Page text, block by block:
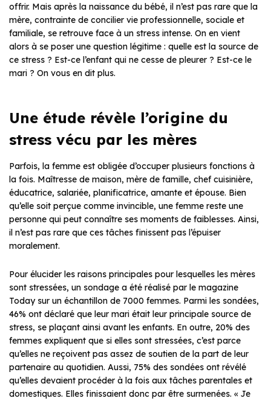
offrir. Mais après la naissance du bébé, il n’est pas rare que la
mère, contrainte de concilier vie professionnelle, sociale et
familiale, se retrouve face à un stress intense. On en vient
alors à se poser une question légitime : quelle est la source de
ce stress ? Est-ce l’enfant qui ne cesse de pleurer ? Est-ce le
mari ? On vous en dit plus.
Une étude révèle l’origine du
stress vécu par les mères
Parfois, la femme est obligée d’occuper plusieurs fonctions à
la fois. Maîtresse de maison, mère de famille, chef cuisinière,
éducatrice, salariée, planificatrice, amante et épouse. Bien
qu’elle soit perçue comme invincible, une femme reste une
personne qui peut connaître ses moments de faiblesses. Ainsi,
il n’est pas rare que ces tâches finissent pas l’épuiser
moralement.
Pour élucider les raisons principales pour lesquelles les mères
sont stressées, un sondage a été réalisé par le magazine
Today sur un échantillon de 7000 femmes. Parmi les sondées,
46% ont déclaré que leur mari était leur principale source de
stress, se plaçant ainsi avant les enfants. En outre, 20% des
femmes expliquent que si elles sont stressées, c’est parce
qu’elles ne reçoivent pas assez de soutien de la part de leur
partenaire au quotidien. Aussi, 75% des sondées ont révélé
qu’elles devaient procéder à la fois aux tâches parentales et
domestiques. Elles finissaient donc par être surmenées. « Je